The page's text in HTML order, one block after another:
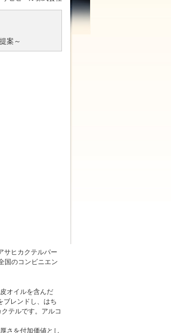
案～
サヒカクテルパー
国のコンビニエン
オイルを含んだ
ブレンドし、はち
テルです。アルコ
さを付加価値とし